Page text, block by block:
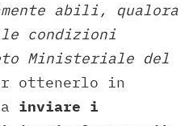
abili, qualora
condizioni
Ministeriale del
ottenerlo in
inviare i